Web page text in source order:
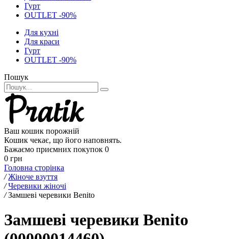
Гурт
OUTLET -90%
Для кухні
Для краси
Гурт
OUTLET -90%
Пошук
Ваш кошик порожній
Кошик чекає, що його наповнять.
Бажаємо приємних покупок 0
0 грн
Головна сторінка
/ Жіноче взуття
/ Черевики жіночі
/ Замшеві черевики Benito
Замшеві черевики Benito